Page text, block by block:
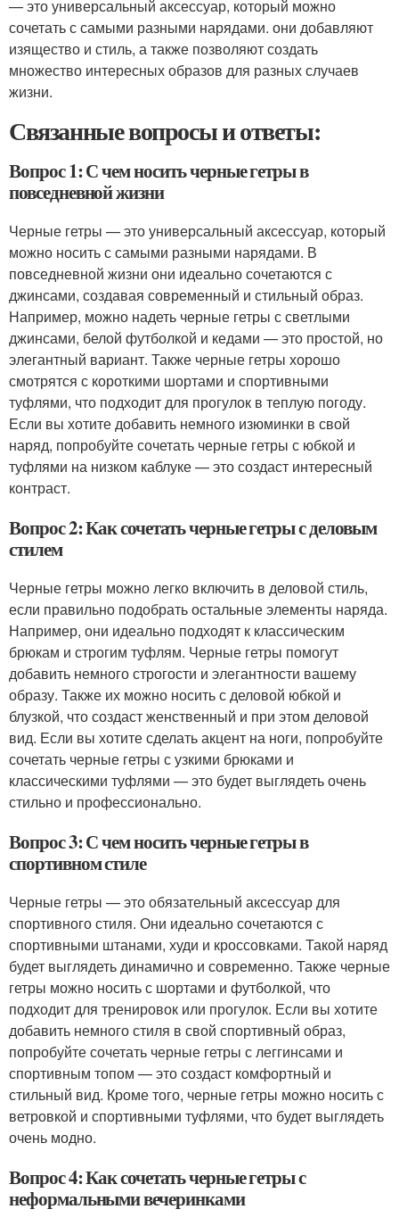
— это универсальный аксессуар, который можно
сочетать с самыми разными нарядами. они добавляют
изящество и стиль, а также позволяют создать
множество интересных образов для разных случаев
жизни.
Связанные вопросы и ответы:
Вопрос 1: С чем носить черные гетры в
повседневной жизни
Черные гетры — это универсальный аксессуар, который
можно носить с самыми разными нарядами. В
повседневной жизни они идеально сочетаются с
джинсами, создавая современный и стильный образ.
Например, можно надеть черные гетры с светлыми
джинсами, белой футболкой и кедами — это простой, но
элегантный вариант. Также черные гетры хорошо
смотрятся с короткими шортами и спортивными
туфлями, что подходит для прогулок в теплую погоду.
Если вы хотите добавить немного изюминки в свой
наряд, попробуйте сочетать черные гетры с юбкой и
туфлями на низком каблуке — это создаст интересный
контраст.
Вопрос 2: Как сочетать черные гетры с деловым
стилем
Черные гетры можно легко включить в деловой стиль,
если правильно подобрать остальные элементы наряда.
Например, они идеально подходят к классическим
брюкам и строгим туфлям. Черные гетры помогут
добавить немного строгости и элегантности вашему
образу. Также их можно носить с деловой юбкой и
блузкой, что создаст женственный и при этом деловой
вид. Если вы хотите сделать акцент на ноги, попробуйте
сочетать черные гетры с узкими брюками и
классическими туфлями — это будет выглядеть очень
стильно и профессионально.
Вопрос 3: С чем носить черные гетры в
спортивном стиле
Черные гетры — это обязательный аксессуар для
спортивного стиля. Они идеально сочетаются с
спортивными штанами, худи и кроссовками. Такой наряд
будет выглядеть динамично и современно. Также черные
гетры можно носить с шортами и футболкой, что
подходит для тренировок или прогулок. Если вы хотите
добавить немного стиля в свой спортивный образ,
попробуйте сочетать черные гетры с леггинсами и
спортивным топом — это создаст комфортный и
стильный вид. Кроме того, черные гетры можно носить с
ветровкой и спортивными туфлями, что будет выглядеть
очень модно.
Вопрос 4: Как сочетать черные гетры с
неформальными вечеринками